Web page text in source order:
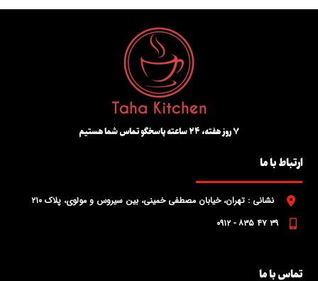
۷ روز هفته، ۲۴ ساعته پاسخگو تماس شما هستیم
ارتباط با ما
نشانی : تهران، خیابان مصطفی خمینی، بین سیروس و مولوی، پلاک ۲۱۰
۳۹ ۴۷ ۸۳۵ - ۰۹۱۲
تماس با ما